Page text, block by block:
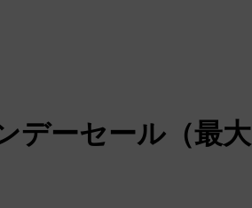
デーセール（最大